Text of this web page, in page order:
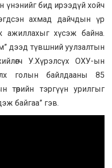
үнэнийг бид ирээдүй хойч
ахмад дайчдын үр
ажиллахыг хүсэж байна.
дээд түвшний уулзалтын
У.Хүрэлсүх ОХУ-ын
голын байлдааны 85
тэргүүн урилгыг
байгаа” гэв.